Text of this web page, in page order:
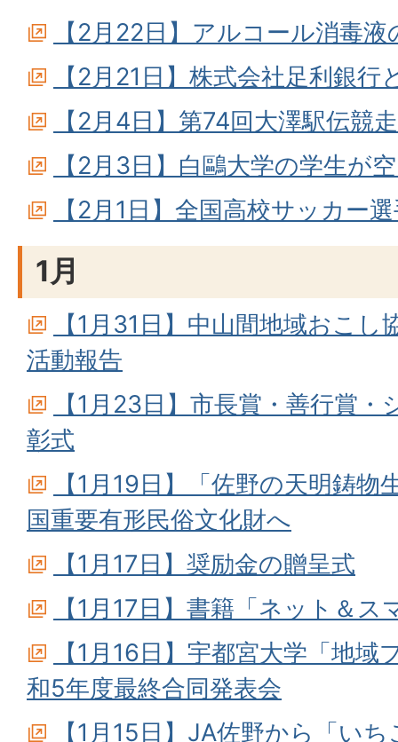
【2月22日】アルコール消毒液
【2月21日】株式会社足利銀行
【2月4日】第74回大澤駅伝競
【2月3日】白鷗大学の学生が
【2月1日】全国高校サッカー
1月
【1月31日】中山間地域おこ
活動報告
【1月23日】市長賞・善行賞
彰式
【1月19日】「佐野の天明鋳
国重要有形民俗文化財へ
【1月17日】奨励金の贈呈式
【1月17日】書籍「ネット＆
【1月16日】宇都宮大学「地
和5年度最終合同発表会
【1月15日】JA佐野から「い